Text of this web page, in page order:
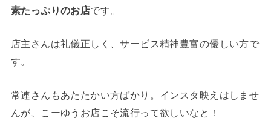
素たっぷりのお店です。
店主さんは礼儀正しく、サービス精神豊富の優しい方で
す。
常連さんもあたたかい方ばかり。インスタ映えはしませ
んが、こーゆうお店こそ流行って欲しいなと！